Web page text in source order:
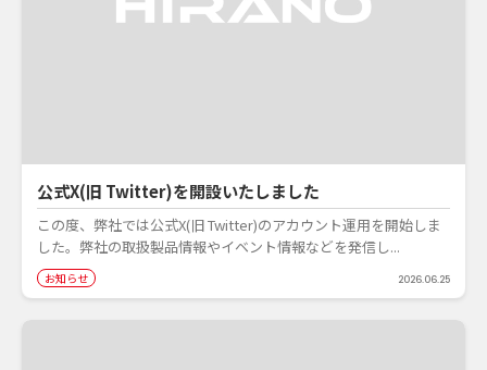
公式X(旧 Twitter)を開設いたしました
この度、弊社では公式X(旧 Twitter)のアカウント運用を開始しま
した。弊社の取扱製品情報やイベント情報などを発信し...
お知らせ 2026.06.25